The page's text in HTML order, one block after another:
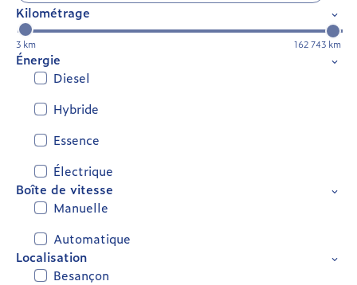
Kilométrage
3 km 162 743 km
Énergie
Diesel
Hybride
Essence
Électrique
Boîte de vitesse
Manuelle
Automatique
Localisation
Besançon